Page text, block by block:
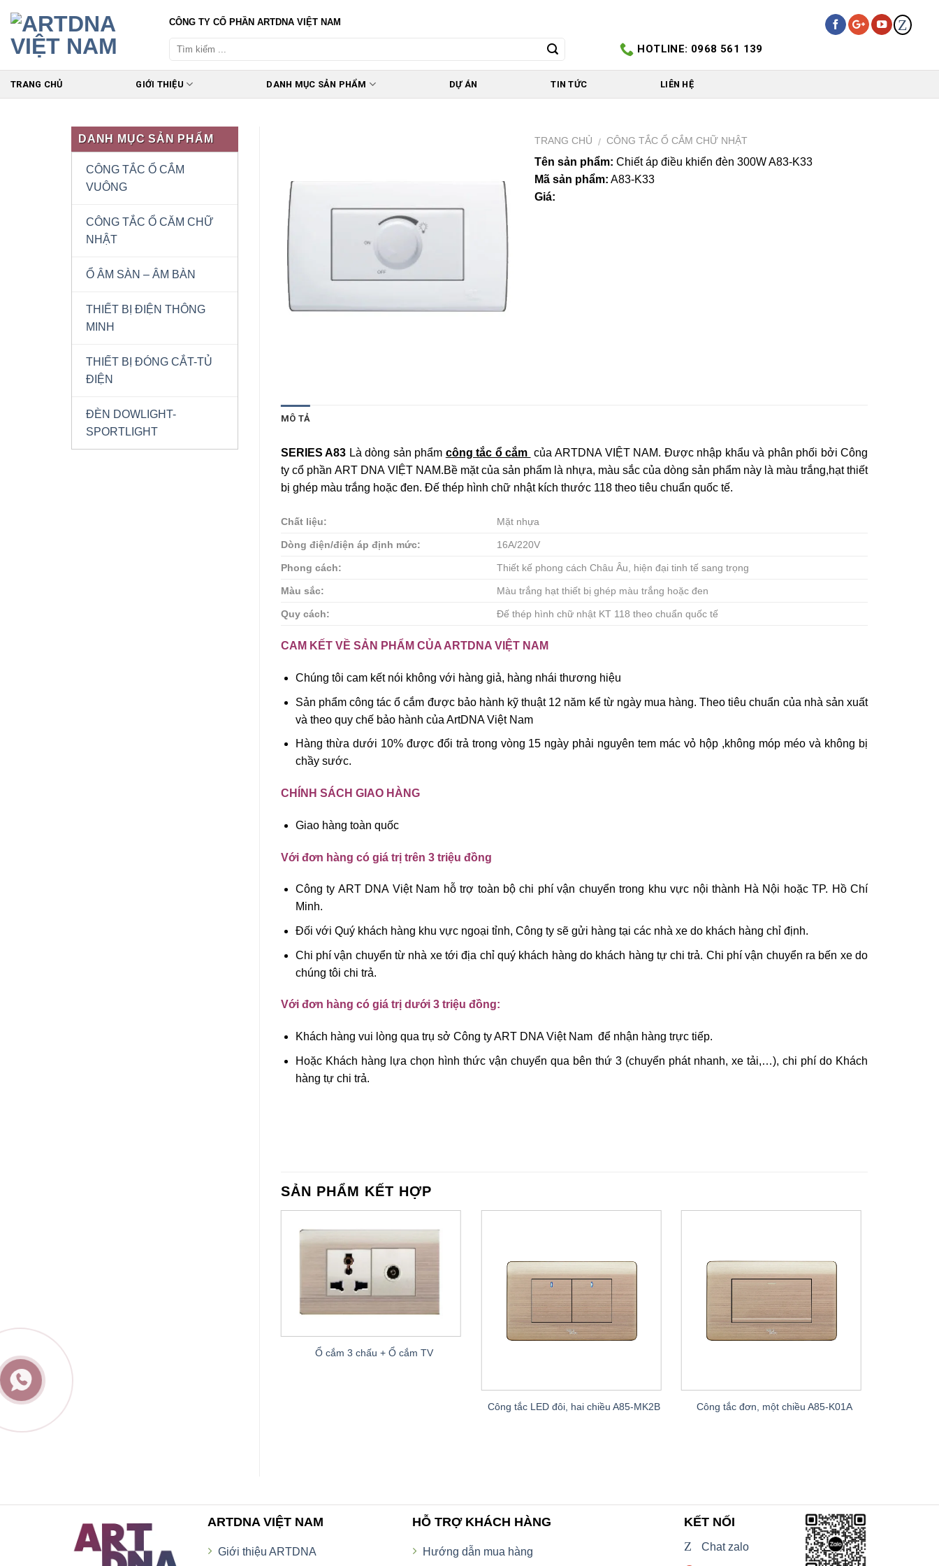
content
CÔNG TY CỔ PHẦN ARTDNA VIỆT NAM
HOTLINE: 0968 561 139
Z
TRANG CHỦ GIỚI THIỆU DANH MỤC SẢN PHẨM DỰ ÁN TIN TỨC LIÊN HỆ
TRANG CHỦ / CÔNG TẮC Ổ CẮM CHỮ NHẬT
Tên sản phẩm: Chiết áp điều khiển đèn 300W A83-K33
Mã sản phẩm: A83-K33
Giá:
MÔ TẢ
SERIES A83 Là dòng sản phẩm công tắc ổ cắm của ARTDNA VIỆT NAM. Được nhập khẩu và phân phối bởi Công
ty cổ phần ART DNA VIỆT NAM.Bề mặt của sản phẩm là nhựa, màu sắc của dòng sản phẩm này là màu trắng,hạt thiết
bị ghép màu trắng hoặc đen. Đế thép hình chữ nhật kích thước 118 theo tiêu chuẩn quốc tế.
Chất liệu: Mặt nhựa
Dòng điện/điện áp định mức: 16A/220V
Phong cách: Thiết kế phong cách Châu Âu, hiện đại tinh tế sang trọng
Màu sắc: Màu trắng hạt thiết bị ghép màu trắng hoặc đen
Quy cách: Đế thép hình chữ nhật KT 118 theo chuẩn quốc tế
CAM KẾT VỀ SẢN PHẨM CỦA ARTDNA VIỆT NAM
Chúng tôi cam kết nói không với hàng giả, hàng nhái thương hiệu
Sản phẩm công tác ổ cắm được bảo hành kỹ thuật 12 năm kể từ ngày mua hàng. Theo tiêu chuẩn của nhà sản xuất
và theo quy chế bảo hành của ArtDNA Việt Nam
Hàng thừa dưới 10% được đổi trả trong vòng 15 ngày phải nguyên tem mác vỏ hộp ,không móp méo và không bị
chầy sước.
CHÍNH SÁCH GIAO HÀNG
Giao hàng toàn quốc
Với đơn hàng có giá trị trên 3 triệu đồng
Công ty ART DNA Việt Nam hỗ trợ toàn bộ chi phí vận chuyển trong khu vực nội thành Hà Nội hoặc TP. Hồ Chí
Minh.
Đối với Quý khách hàng khu vực ngoại tỉnh, Công ty sẽ gửi hàng tại các nhà xe do khách hàng chỉ định.
Chi phí vận chuyển từ nhà xe tới địa chỉ quý khách hàng do khách hàng tự chi trả. Chi phí vận chuyển ra bến xe do
chúng tôi chi trả.
Với đơn hàng có giá trị dưới 3 triệu đồng:
Khách hàng vui lòng qua trụ sở Công ty ART DNA Việt Nam để nhận hàng trực tiếp.
Hoặc Khách hàng lựa chọn hình thức vận chuyển qua bên thứ 3 (chuyển phát nhanh, xe tải,…), chi phí do Khách
hàng tự chi trả.
SẢN PHẨM KẾT HỢP
Ổ cắm 3 chấu + Ổ cắm TV
Công tắc LED đôi, hai chiều A85-MK2B Công tắc đơn, một chiều A85-K01A
DANH MỤC SẢN PHẨM
CÔNG TẮC Ổ CẮM
VUÔNG
CÔNG TẮC Ổ CĂM CHỮ
NHẬT
Ổ ÂM SÀN – ÂM BÀN
THIẾT BỊ ĐIỆN THÔNG
MINH
THIẾT BỊ ĐÓNG CẮT-TỦ
ĐIỆN
ĐÈN DOWLIGHT-
SPORTLIGHT
ARTDNA VIỆT NAM
Giới thiệu ARTDNA
HỖ TRỢ KHÁCH HÀNG
Hướng dẫn mua hàng
KẾT NỐI
Z Chat zalo